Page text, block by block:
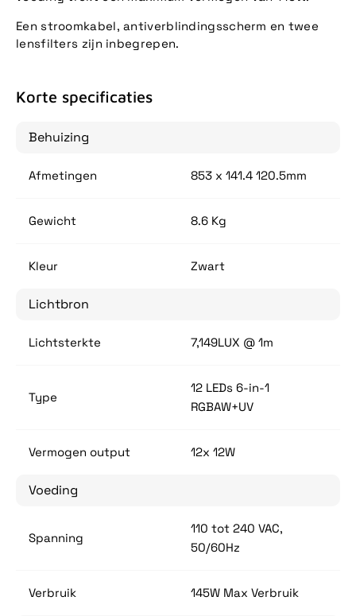
Een stroomkabel, antiverblindingsscherm en twee
lensfilters zijn inbegrepen.
Korte specificaties
Behuizing
Afmetingen 853 x 141.4 120.5mm
Gewicht 8.6 Kg
Kleur Zwart
Lichtbron
Lichtsterkte 7,149LUX @ 1m
Type
12 LEDs 6-in-1
RGBAW+UV
Vermogen output 12x 12W
Voeding
Spanning
110 tot 240 VAC,
50/60Hz
Verbruik 145W Max Verbruik